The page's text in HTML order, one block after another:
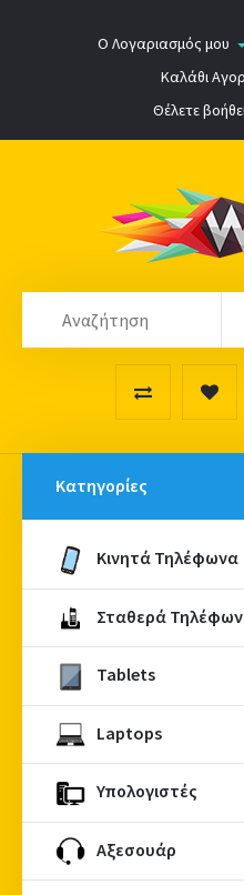
Ο Λογαριασμός μου
Καλάθι
Θέλετε
Κατηγορίες
Κινητά Τηλέφωνα
Σταθερά
Tablets
Laptops
Υπολογιστές
Αξεσουάρ